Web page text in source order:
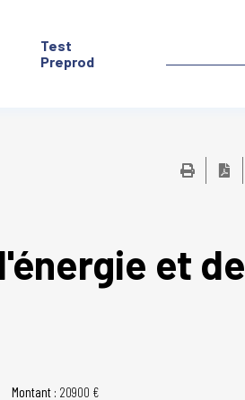
Test
Preprod
et de
Montant : 20900 €